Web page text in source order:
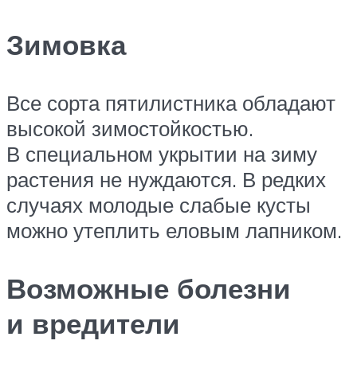
Зимовка
Все сорта пятилистника обладают
высокой зимостойкостью.
В специальном укрытии на зиму
растения не нуждаются. В редких
случаях молодые слабые кусты
можно утеплить еловым лапником.
Возможные болезни
и вредители